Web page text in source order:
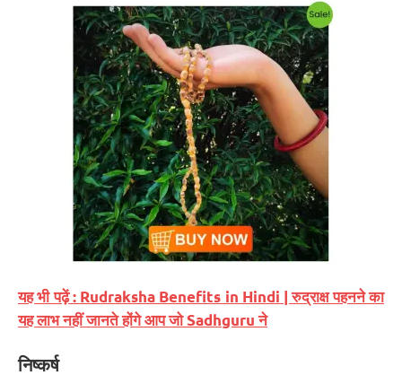
यह भी पढ़ें : Rudraksha Benefits in Hindi | रुद्राक्ष पहनने का
यह लाभ नहीं जानते होंगे आप जो Sadhguru ने
निष्कर्ष